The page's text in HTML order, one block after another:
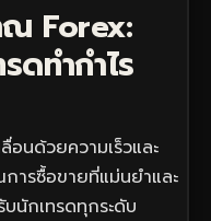
Forex:
ดทำกำไร
อนด้วยความเร็วและ
รซื้อขายที่แม่นยำและ
นักเทรดทุกระดับ